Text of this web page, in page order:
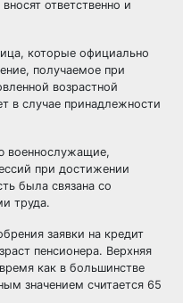
ответственно и
которые официально
получаемое при
возрастной
в случае принадлежности
военнослужащие,
при достижении
была связана со
труда.
заявки на кредит
пенсионера. Верхняя
как в большинстве
значением считается 65